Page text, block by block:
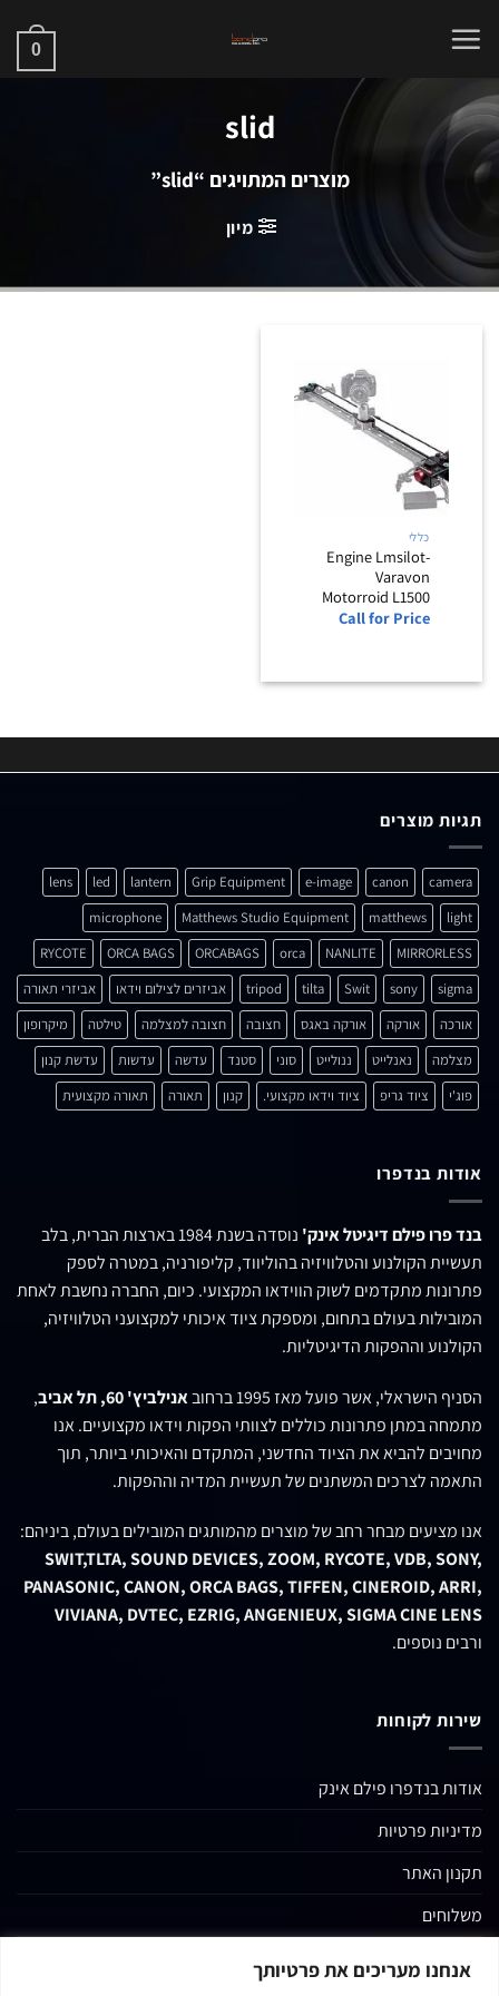
אנחנו מעריכים את פרטיותך
0
slid
מוצרים המתויגים “slid”
מיון
כללי
Engine Lmsilot-
Varavon
Motorroid L1500
Call for Price
תגיות מוצרים
camera
canon
e-image
Grip Equipment
lantern
led
lens
light
matthews
Matthews Studio Equipment
microphone
MIRRORLESS
NANLITE
orca
ORCABAGS
ORCA BAGS
RYCOTE
sigma
sony
Swit
tilta
tripod אביזרים לצילום וידאו
אביזרי תאורה
אורכה
אורקה אורקה באגס חצובה חצובה למצלמה טילטה
מיקרופון
מצלמה
נאנלייט ננולייט סוני סטנד עדשה עדשות
עדשת קנון
פוג'י
ציוד גריפ ציוד וידאו מקצועי. קנון תאורה תאורה מקצועית
אודות בנדפרו
בנד פרו פילם דיגיטל אינק'
נוסדה בשנת 1984 בארצות הברית, בלב
תעשיית הקולנוע והטלוויזיה בהוליווד, קליפורניה, במטרה לספק
פתרונות מתקדמים לשוק הווידאו המקצועי. כיום, החברה נחשבת לאחת
המובילות בעולם בתחום, ומספקת ציוד איכותי למקצועני הטלוויזיה,
הקולנוע וההפקות הדיגיטליות.
הסניף הישראלי, אשר פועל מאז 1995 ברחוב אנילביץ' 60, תל אביב
,
מתמחה במתן פתרונות כוללים לצוותי הפקות וידאו מקצועיים. אנו
מחויבים להביא את הציוד החדשני, המתקדם והאיכותי ביותר, תוך
התאמה לצרכים המשתנים של תעשיית המדיה וההפקות.
אנו מציעים מבחר רחב של מוצרים מהמותגים המובילים בעולם, ביניהם:
SWIT,TLTA, SOUND DEVICES, ZOOM, RYCOTE, VDB, SONY,
PANASONIC, CANON, ORCA BAGS, TIFFEN, CINEROID, ARRI,
VIVIANA, DVTEC, EZRIG, ANGENIEUX, SIGMA CINE LENS
ורבים נוספים.
שירות לקוחות
אודות בנדפרו פילם אינק
מדיניות פרטיות
תקנון האתר
משלוחים